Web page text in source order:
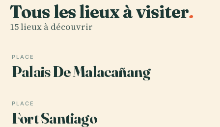
Tous les lieux à visiter.
15 lieux à découvrir
PLACE
Palais De Malacañang
PLACE
Fort Santiago